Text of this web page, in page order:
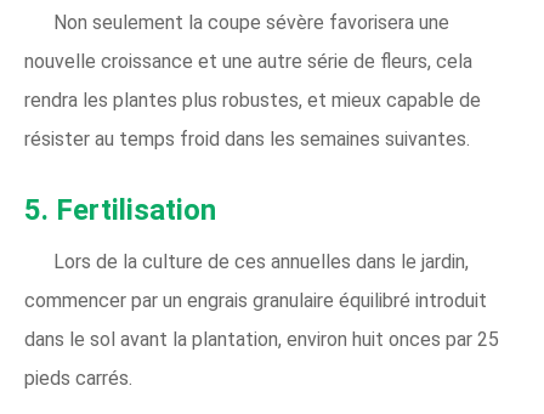
Non seulement la coupe sévère favorisera une
nouvelle croissance et une autre série de fleurs, cela
rendra les plantes plus robustes, et mieux capable de
résister au temps froid dans les semaines suivantes.
5. Fertilisation
Lors de la culture de ces annuelles dans le jardin,
commencer par un engrais granulaire équilibré introduit
dans le sol avant la plantation, environ huit onces par 25
pieds carrés.